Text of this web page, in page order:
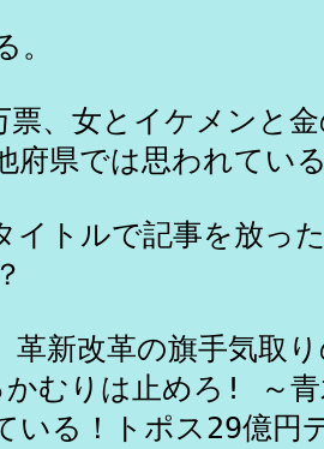
。
票、女とイケメンと
府県では思われてい
イトルで記事を放っ
革新改革の旗手気取
むりは止めろ! ～青
いる！トポス29億円